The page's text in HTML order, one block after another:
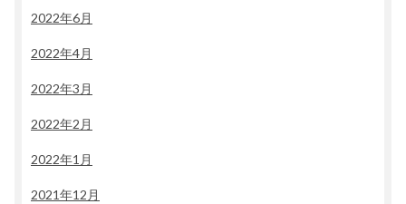
2022年6月
2022年4月
2022年3月
2022年2月
2022年1月
2021年12月